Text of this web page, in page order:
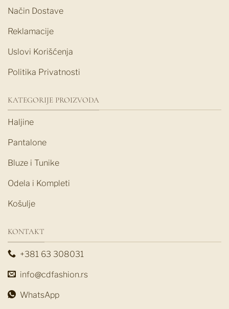
Način Dostave
Reklamacije
Uslovi Korišćenja
Politika Privatnosti
KATEGORIJE PROIZVODA
Haljine
Pantalone
Bluze i Tunike
Odela i Kompleti
Košulje
KONTAKT
+381 63 308031
info@cdfashion.rs
WhatsApp